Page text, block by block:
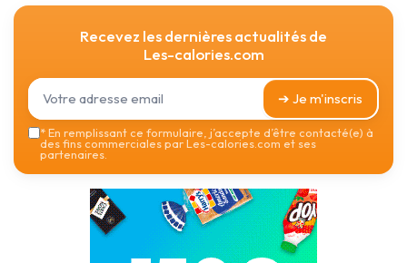
Recevez les dernières actualités de
Les-calories.com
➔ Je m'inscris
*En remplissant ce formulaire, j’accepte d’être contacté(e) à
des fins commerciales par Les-calories.com et ses
partenaires.